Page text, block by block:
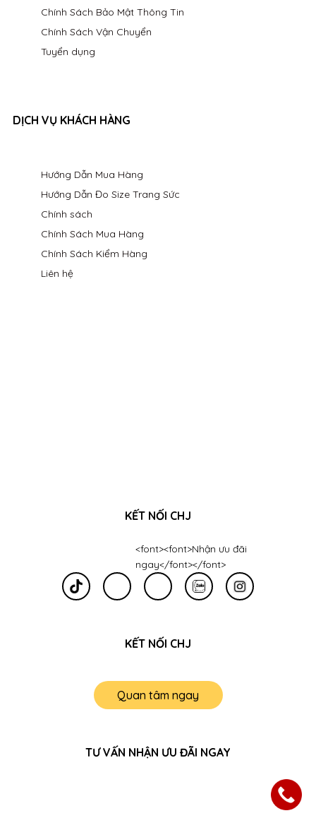
Chính Sách Bảo Mật Thông Tin
Chính Sách Vận Chuyển
Tuyển dụng
DỊCH VỤ KHÁCH HÀNG
Hướng Dẫn Mua Hàng
Hướng Dẫn Đo Size Trang Sức
Chính sách
Chính Sách Mua Hàng
Chính Sách Kiểm Hàng
Liên hệ
KẾT NỐI CHJ
KẾT NỐI CHJ
Quan tâm ngay
TƯ VẤN NHẬN ƯU ĐÃI NGAY
<font><font>Nhận ưu đãi
ngay</font></font>